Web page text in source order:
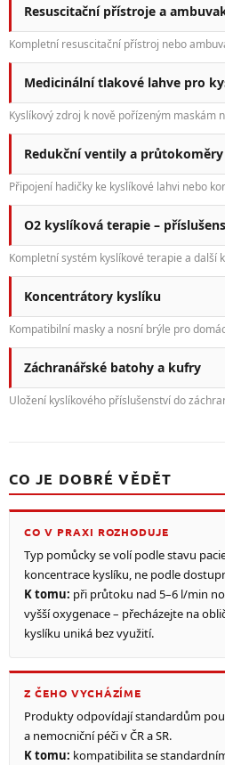
Resuscitační přístroje a
Kompletní resuscitační přístroj nebo
Medicinální tlakové lahve pro
Kyslíkový zdroj k nově pořízeným maskám
Redukční ventily a průtokoměry
Připojení hadičky ke kyslíkové lahvi nebo
O2 kyslíková terapie –
Kompletní systém kyslíkové terapie a další
Koncentrátory kyslíku
Kompatibilní masky a nosní brýle pro
Záchranářské batohy a kufry
Uložení kyslíkového příslušenství do
CO JE DOBRÉ VĚDĚT
CO V PRAXI ROZHODUJE
Typ pomůcky se volí podle stavu
koncentrace kyslíku, ne podle
K tomu: při průtoku nad 5–6 l/min
vyšší oxygenace – přecházejte na
kyslíku uniká bez využití.
Z ČEHO VYCHÁZÍME
Produkty odpovídají standardům
a nemocniční péči v ČR a SR.
K tomu: kompatibilita se